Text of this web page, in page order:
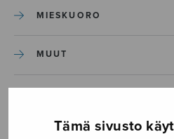
Tämä sivusto
MIESKUORO
MUUT
SEKAKUORO